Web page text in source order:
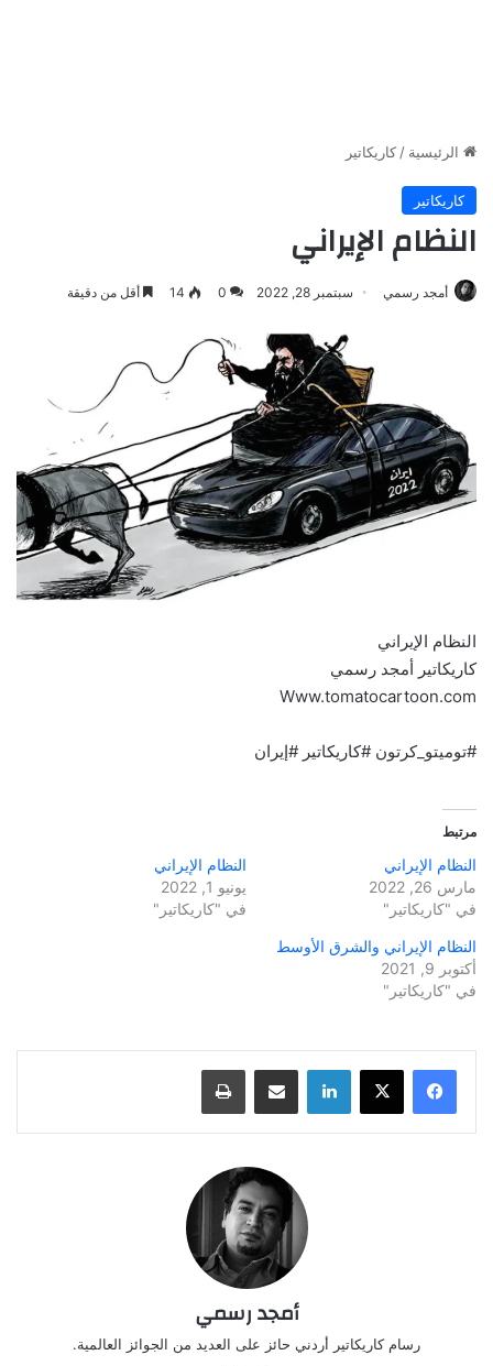
الرئيسية / كاريكاتير
كاريكاتير
النظام الإيراني
أمجد رسمي سبتمبر 28, 2022 0
14 أقل من دقيقة
النظام الإيراني
كاريكاتير أمجد رسمي
Www.tomatocartoon.com
#توميتو_كرتون #كاريكاتير #إيران
مرتبط
النظام الإيراني
مارس 26, 2022
في "كاريكاتير"
النظام الإيراني
يونيو 1, 2022
في "كاريكاتير"
النظام الإيراني والشرق الأوسط
أكتوبر 9, 2021
في "كاريكاتير"
لينكدإن مشاركة عبر البريد طباعة
أمجد رسمي
رسام كاريكاتير أردني حائز على العديد من الجوائز العالمية.